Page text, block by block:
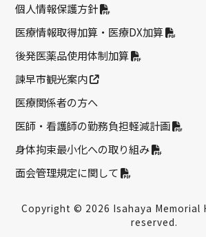
個人情報保護方針
医療情報取得加算・医療DX加算
後発医薬品使用体制加算
諫早市観光案内
医療関係者の方へ
医師・看護師の勤務負担軽減計画
身体拘束最小化への取り組み
面会管理規定に関して
Copyright © 2026 Isahaya Memorial
reserved.